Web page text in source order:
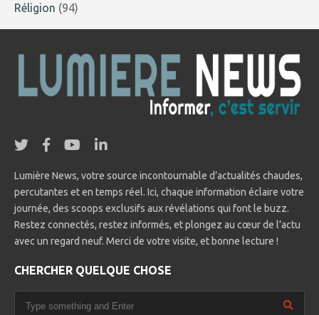
Réligion (94)
Lumière News, votre source incontournable d’actualités chaudes,
percutantes et en temps réel. Ici, chaque information éclaire votre
journée, des scoops exclusifs aux révélations qui font le buzz.
Restez connectés, restez informés, et plongez au cœur de l’actu
avec un regard neuf. Merci de votre visite, et bonne lecture !
CHERCHER QUELQUE CHOSE